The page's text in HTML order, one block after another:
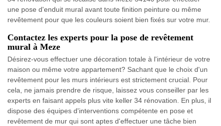
une pose d'enduit mural avant toute finition peinture ou même
revêtement pour que les couleurs soient bien fixés sur votre mur.
Contactez les experts pour la pose de revêtement
mural à Meze
Désirez-vous effectuer une décoration totale à l'intérieur de votre
maison ou même votre appartement? Sachant que le choix d'un
revêtement pour les murs intérieurs est strictement crucial. Pour
cela, ne jamais prendre de risque, laissez vous conseiller par les
experts en faisant appels plus vite keller 34 rénovation. En plus, il
dispose des équipes d'interventions compétente en pose et
revêtement de mur qui sont aptes d'effectuer une tâche bien